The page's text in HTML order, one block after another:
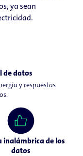
ya sean
de datos
y respuestas
inalámbrica de los
datos